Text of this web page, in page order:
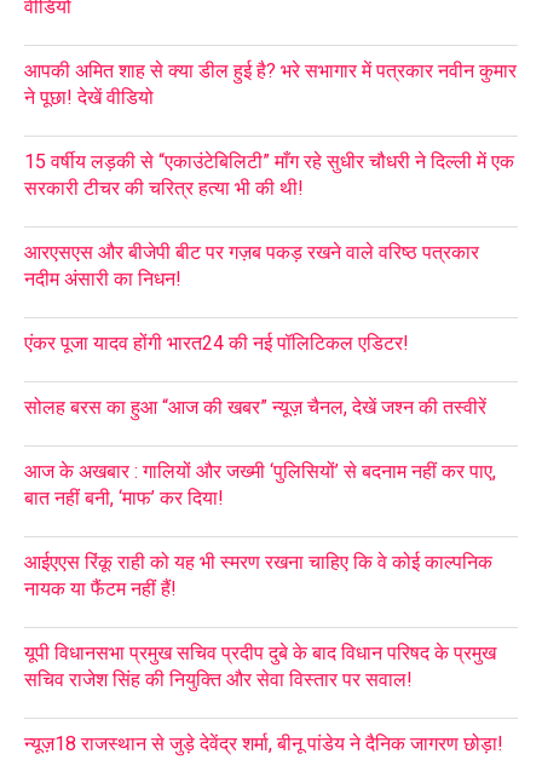
वीडियो
आपकी अमित शाह से क्या डील हुई है? भरे सभागार में पत्रकार नवीन कुमार
ने पूछा! देखें वीडियो
15 वर्षीय लड़की से “एकाउंटेबिलिटी” माँग रहे सुधीर चौधरी ने दिल्ली में एक
सरकारी टीचर की चरित्र हत्या भी की थी!
आरएसएस और बीजेपी बीट पर गज़ब पकड़ रखने वाले वरिष्ठ पत्रकार
नदीम अंसारी का निधन!
एंकर पूजा यादव होंगी भारत24 की नई पॉलिटिकल एडिटर!
सोलह बरस का हुआ “आज की खबर” न्यूज़ चैनल, देखें जश्न की तस्वीरें
आज के अखबार : गालियों और जख्मी ‘पुलिसियों’ से बदनाम नहीं कर पाए,
बात नहीं बनी, ‘माफ’ कर दिया!
आईएएस रिंकू राही को यह भी स्मरण रखना चाहिए कि वे कोई काल्पनिक
नायक या फैंटम नहीं हैं!
यूपी विधानसभा प्रमुख सचिव प्रदीप दुबे के बाद विधान परिषद के प्रमुख
सचिव राजेश सिंह की नियुक्ति और सेवा विस्तार पर सवाल!
न्यूज़18 राजस्थान से जुड़े देवेंद्र शर्मा, बीनू पांडेय ने दैनिक जागरण छोड़ा!